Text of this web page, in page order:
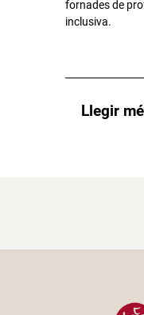
fornades de
inclusiva.
Llegir